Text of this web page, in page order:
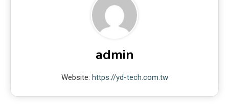
admin
Website: https://yd-tech.com.tw